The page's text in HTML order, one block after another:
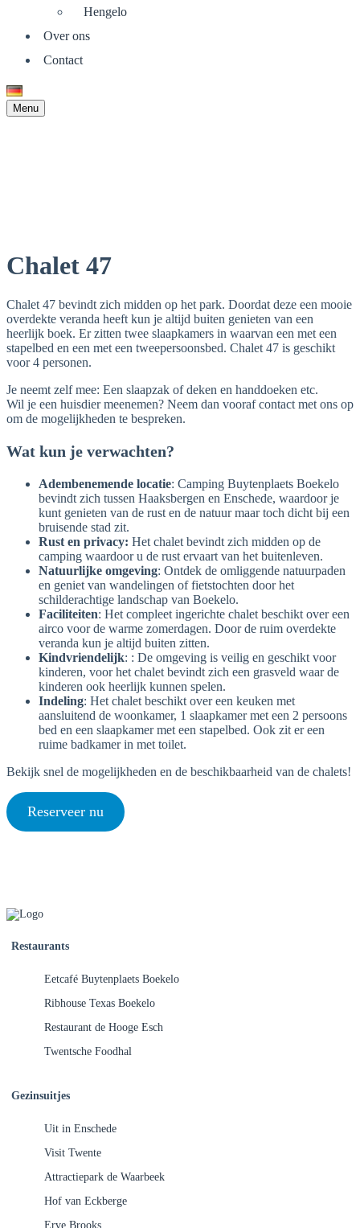
Hengelo
Over ons
Contact
Menu
Chalet 47
Chalet 47 bevindt zich midden op het park. Doordat deze een mooie
overdekte veranda heeft kun je altijd buiten genieten van een
heerlijk boek. Er zitten twee slaapkamers in waarvan een met een
stapelbed en een met een tweepersoonsbed. Chalet 47 is geschikt
voor 4 personen.
Je neemt zelf mee: Een slaapzak of deken en handdoeken etc.
Wil je een huisdier meenemen? Neem dan vooraf contact met ons op
om de mogelijkheden te bespreken.
Wat kun je verwachten?
Adembenemende locatie: Camping Buytenplaets Boekelo
bevindt zich tussen Haaksbergen en Enschede, waardoor je
kunt genieten van de rust en de natuur maar toch dicht bij een
bruisende stad zit.
Rust en privacy: Het chalet bevindt zich midden op de
camping waardoor u de rust ervaart van het buitenleven.
Natuurlijke omgeving: Ontdek de omliggende natuurpaden
en geniet van wandelingen of fietstochten door het
schilderachtige landschap van Boekelo.
Faciliteiten: Het compleet ingerichte chalet beschikt over een
airco voor de warme zomerdagen. Door de ruim overdekte
veranda kun je altijd buiten zitten.
Kindvriendelijk: : De omgeving is veilig en geschikt voor
kinderen, voor het chalet bevindt zich een grasveld waar de
kinderen ook heerlijk kunnen spelen.
Indeling: Het chalet beschikt over een keuken met
aansluitend de woonkamer, 1 slaapkamer met een 2 persoons
bed en een slaapkamer met een stapelbed. Ook zit er een
ruime badkamer in met toilet.
Bekijk snel de mogelijkheden en de beschikbaarheid van de chalets!
Reserveer nu
Restaurants
Eetcafé Buytenplaets Boekelo
Ribhouse Texas Boekelo
Restaurant de Hooge Esch
Twentsche Foodhal
Gezinsuitjes
Uit in Enschede
Visit Twente
Attractiepark de Waarbeek
Hof van Eckberge
Erve Brooks